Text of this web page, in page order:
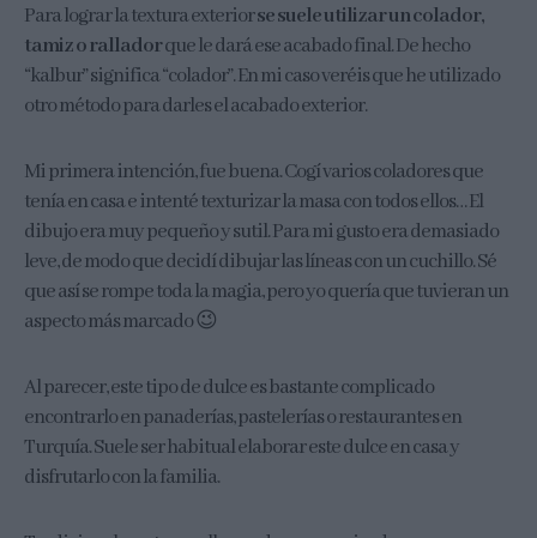
Para lograr la textura exteriorse suele utilizar un colador,
tamiz o ralladorque le dará ese acabado final. De hecho
“kalbur” significa “colador”. En mi caso veréis que he utilizado
otro método para darles el acabado exterior.
Mi primera intención, fue buena. Cogí varios coladores que
tenía en casa e intenté texturizar la masa con todos ellos… El
dibujo era muy pequeño y sutil. Para mi gusto era demasiado
leve, de modo que decidí dibujar las líneas con un cuchillo. Sé
que así se rompe toda la magia, pero yo quería que tuvieran un
aspecto más marcado 😉
Al parecer, este tipo de dulce es bastante complicado
encontrarlo en panaderías, pastelerías o restaurantes en
Turquía. Suele ser habitual elaborar este dulce en casa y
disfrutarlo con la familia.